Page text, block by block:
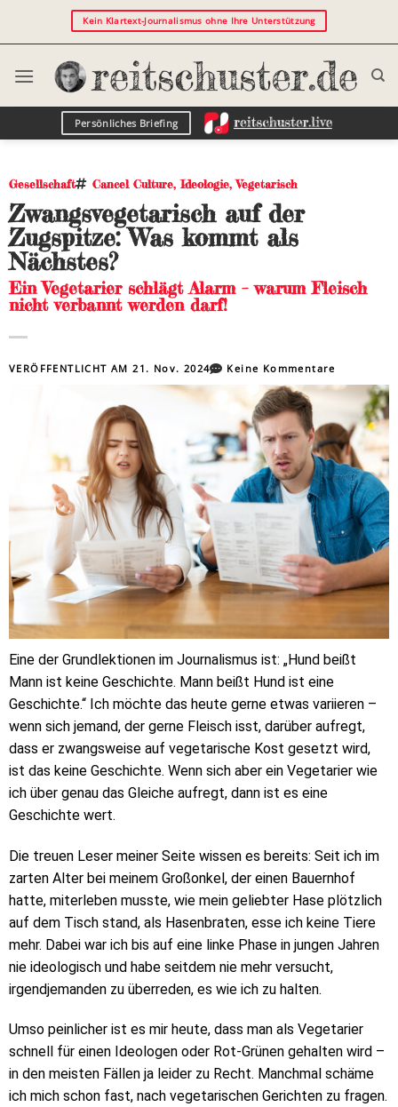
Kein Klartext-Journalismus ohne Ihre Unterstützung
Persönliches Briefing
Gesellschaft Cancel Culture,Ideologie,Vegetarisch
Zwangsvegetarisch auf der
Zugspitze: Was kommt als
Nächstes?
Ein Vegetarier schlägt Alarm – warum Fleisch
nicht verbannt werden darf!
VERÖFFENTLICHT AM21. Nov. 2024 Keine Kommentare
Eine der Grundlektionen im Journalismus ist: „Hund beißt
Mann ist keine Geschichte. Mann beißt Hund ist eine
Geschichte.“ Ich möchte das heute gerne etwas variieren –
wenn sich jemand, der gerne Fleisch isst, darüber aufregt,
dass er zwangsweise auf vegetarische Kost gesetzt wird,
ist das keine Geschichte. Wenn sich aber ein Vegetarier wie
ich über genau das Gleiche aufregt, dann ist es eine
Geschichte wert.
Die treuen Leser meiner Seite wissen es bereits: Seit ich im
zarten Alter bei meinem Großonkel, der einen Bauernhof
hatte, miterleben musste, wie mein geliebter Hase plötzlich
auf dem Tisch stand, als Hasenbraten, esse ich keine Tiere
mehr. Dabei war ich bis auf eine linke Phase in jungen Jahren
nie ideologisch und habe seitdem nie mehr versucht,
irgendjemanden zu überreden, es wie ich zu halten.
Umso peinlicher ist es mir heute, dass man als Vegetarier
schnell für einen Ideologen oder Rot-Grünen gehalten wird –
in den meisten Fällen ja leider zu Recht. Manchmal schäme
ich mich schon fast, nach vegetarischen Gerichten zu fragen.